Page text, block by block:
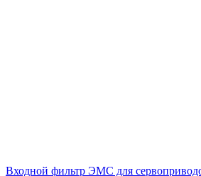
Входной фильтр ЭМС для